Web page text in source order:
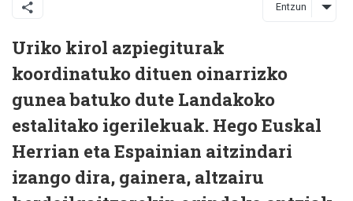
Entzun
Uriko kirol azpiegiturak
koordinatuko dituen oinarrizko
gunea batuko dute Landakoko
estalitako igerilekuak. Hego Euskal
Herrian eta Espainian aitzindari
izango dira, gainera, altzairu